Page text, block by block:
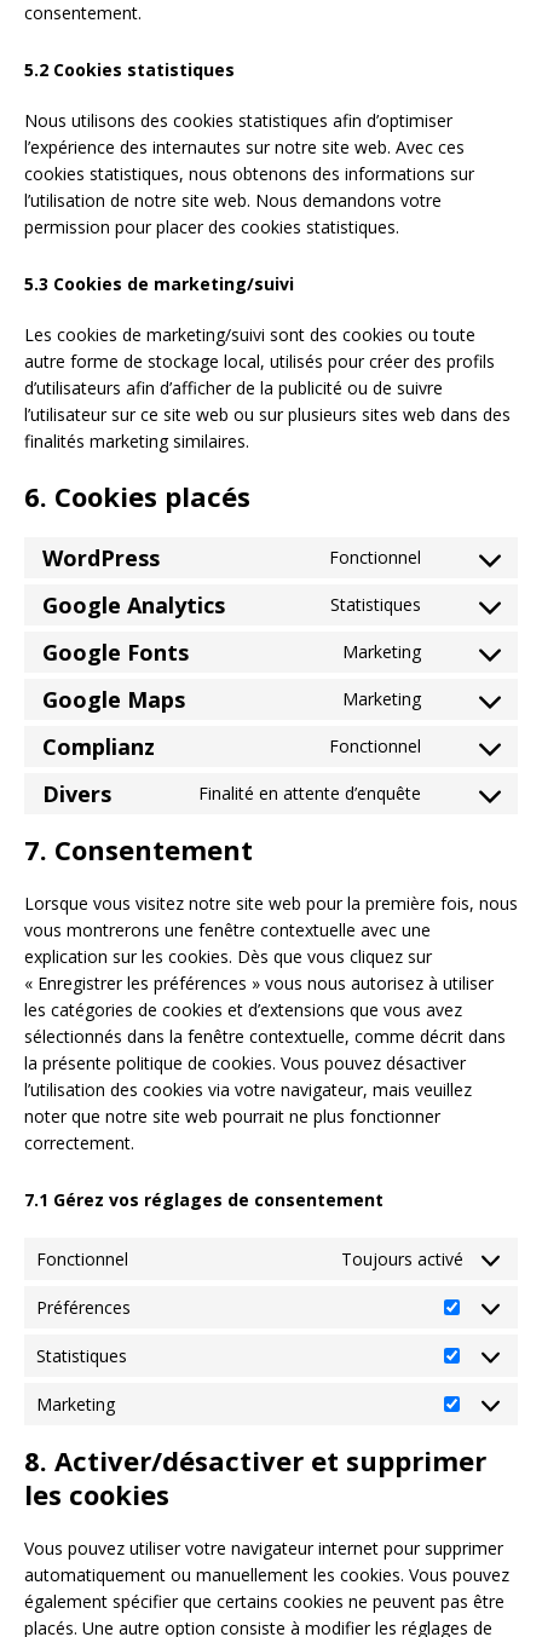
consentement.
5.2 Cookies statistiques
Nous utilisons des cookies statistiques afin d’optimiser
l’expérience des internautes sur notre site web. Avec ces
cookies statistiques, nous obtenons des informations sur
l’utilisation de notre site web. Nous demandons votre
permission pour placer des cookies statistiques.
5.3 Cookies de marketing/suivi
Les cookies de marketing/suivi sont des cookies ou toute
autre forme de stockage local, utilisés pour créer des profils
d’utilisateurs afin d’afficher de la publicité ou de suivre
l’utilisateur sur ce site web ou sur plusieurs sites web dans des
finalités marketing similaires.
6. Cookies placés
WordPress Fonctionnel
Google Analytics Statistiques
Google Fonts Marketing
Google Maps Marketing
Complianz Fonctionnel
Divers Finalité en attente d’enquête
7. Consentement
Lorsque vous visitez notre site web pour la première fois, nous
vous montrerons une fenêtre contextuelle avec une
explication sur les cookies. Dès que vous cliquez sur
« Enregistrer les préférences » vous nous autorisez à utiliser
les catégories de cookies et d’extensions que vous avez
sélectionnés dans la fenêtre contextuelle, comme décrit dans
la présente politique de cookies. Vous pouvez désactiver
l’utilisation des cookies via votre navigateur, mais veuillez
noter que notre site web pourrait ne plus fonctionner
correctement.
7.1 Gérez vos réglages de consentement
Fonctionnel Toujours activé
Préférences
Statistiques
Marketing
8. Activer/désactiver et supprimer
les cookies
Vous pouvez utiliser votre navigateur internet pour supprimer
automatiquement ou manuellement les cookies. Vous pouvez
également spécifier que certains cookies ne peuvent pas être
placés. Une autre option consiste à modifier les réglages de